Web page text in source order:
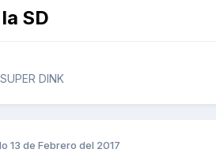
SD
SUPER DINK
13 de Febrero del 2017